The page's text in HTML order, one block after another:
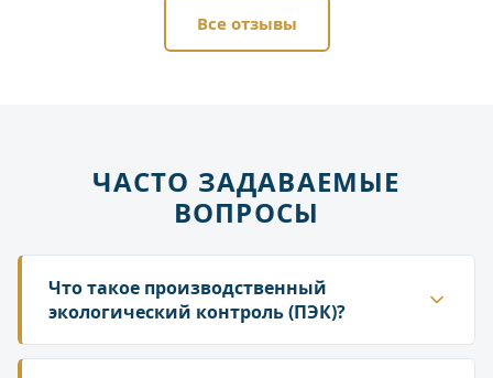
Все отзывы
ЧАСТО ЗАДАВАЕМЫЕ
ВОПРОСЫ
Что такое производственный
экологический контроль (ПЭК)?
ПЭК — это система мер, которую каждое